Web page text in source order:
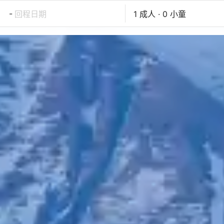
- 回程日期 1 成人 · 0 小童